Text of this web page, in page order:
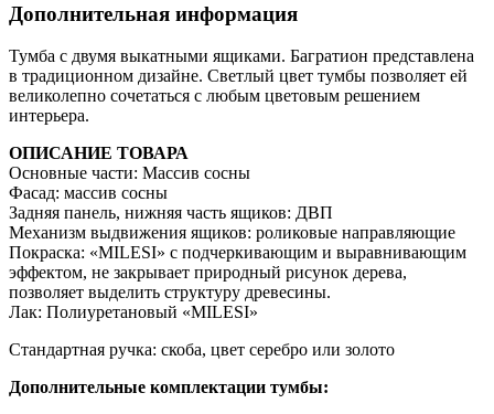
Дополнительная информация
Тумба с двумя выкатными ящиками. Багратион представлена
в традиционном дизайне. Светлый цвет тумбы позволяет ей
великолепно сочетаться с любым цветовым решением
интерьера.
ОПИСАНИЕ ТОВАРА
Основные части: Массив сосны
Фасад: массив сосны
Задняя панель, нижняя часть ящиков: ДВП
Механизм выдвижения ящиков: роликовые направляющие
Покраска: «MILESI» с подчеркивающим и выравнивающим
эффектом, не закрывает природный рисунок дерева,
позволяет выделить структуру древесины.
Лак: Полиуретановый «MILESI»
Стандартная ручка: скоба, цвет серебро или золото
Дополнительные комплектации тумбы: